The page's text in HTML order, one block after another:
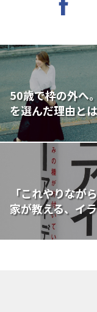
50歳で枠の外へ
を選んだ理由と
「これやりなが
家が教える、イ